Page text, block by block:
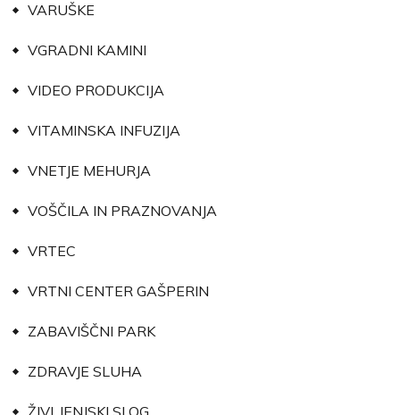
VARUŠKE
VGRADNI KAMINI
VIDEO PRODUKCIJA
VITAMINSKA INFUZIJA
VNETJE MEHURJA
VOŠČILA IN PRAZNOVANJA
VRTEC
VRTNI CENTER GAŠPERIN
ZABAVIŠČNI PARK
ZDRAVJE SLUHA